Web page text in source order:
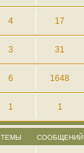
4 17
3 31
6 1648
1 1
ТЕМЫ СООБЩЕНИЙ